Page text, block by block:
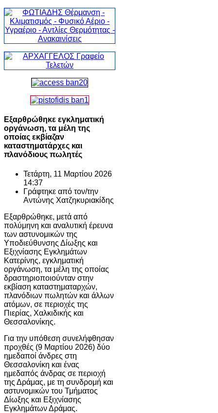
Εξαρθρώθηκε εγκληματική
οργάνωση, τα μέλη της
οποίας εκβίαζαν
καταστηματάρχες και
πλανόδιους πωλητές
Τετάρτη, 11 Μαρτίου 2026
14:37
Γράφτηκε από τον/την
Αντώνης Χατζηκυριακίδης
Εξαρθρώθηκε, μετά από
πολύμηνη και αναλυτική έρευνα
των αστυνομικών της
Υποδιεύθυνσης Δίωξης και
Εξιχνίασης Εγκλημάτων
Κατερίνης, εγκληματική
οργάνωση, τα μέλη της οποίας
δραστηριοποιούνταν στην
εκβίαση καταστηματαρχών,
πλανόδιων πωλητών και άλλων
ατόμων, σε περιοχές της
Πιερίας, Χαλκιδικής και
Θεσσαλονίκης.
Για την υπόθεση συνελήφθησαν
προχθές (9 Μαρτίου 2026) δύο
ημεδαποί άνδρες στη
Θεσσαλονίκη και ένας
ημεδαπός άνδρας σε περιοχή
της Δράμας, με τη συνδρομή και
αστυνομικών του Τμήματος
Δίωξης και Εξιχνίασης
Εγκλημάτων Δράμας.